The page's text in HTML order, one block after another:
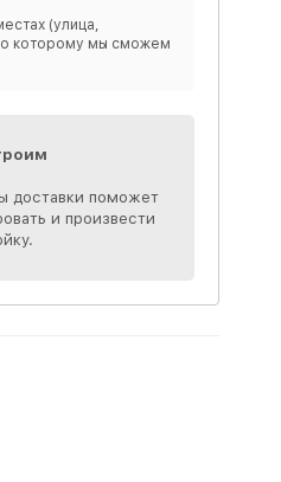
(улица,
которому мы сможем
доставки поможет
и произвести